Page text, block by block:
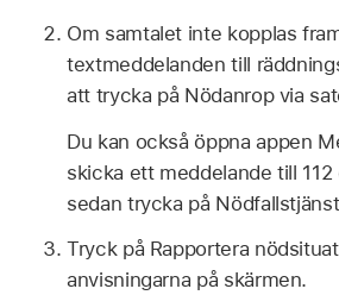
Om samtalet inte kopplas
textmeddelanden till
att trycka på Nödanrop via
Du kan också öppna appen
skicka ett meddelande till 112
sedan trycka på
Tryck på Rapportera
anvisningarna på skärmen.